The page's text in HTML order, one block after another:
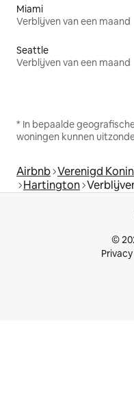
Miami
Verblijven van een maand
Seattle
Verblijven van een maand
* In bepaalde
woningen kunnen
Airbnb Verenigd
Hartington
©
Privacy